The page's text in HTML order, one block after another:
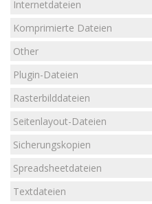
Internetdateien
Komprimierte Dateien
Other
Plugin-Dateien
Rasterbilddateien
Seitenlayout-Dateien
Sicherungskopien
Spreadsheetdateien
Textdateien